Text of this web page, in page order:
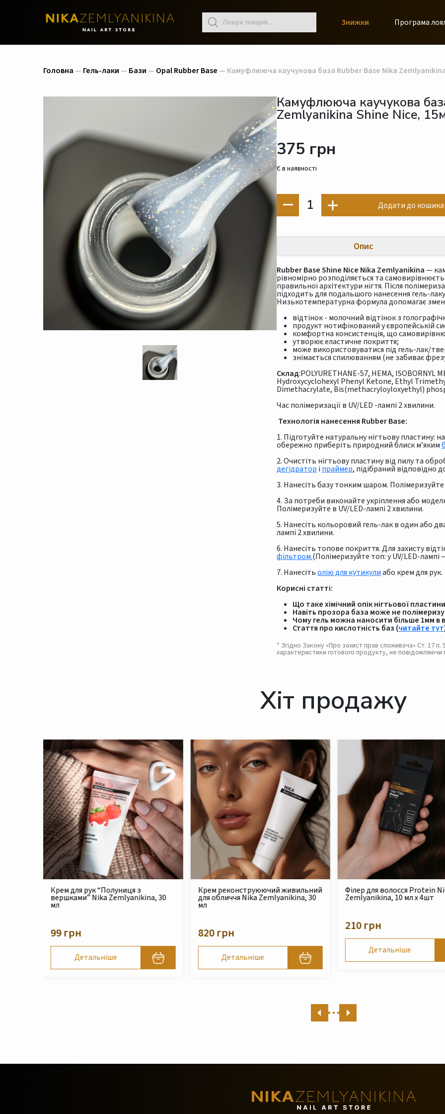
Пошук
товарів Знижки Програма
Головна — Гель-лаки — Бази — Opal Rubber Base — Камуфлююча каучукова база Rubber Base Nika
Камуфлююча каучукова
Zemlyanikina Shine Nice,
375 грн
Є в наявності
1 Додати до кошика
Опис
Rubber Base Shine Nice Nika Zemlyanikina—
рівномірно розподіляється та
правильної архітектури нігтя. Після
підходить для подальшого нанесення гель-
Низькотемпературна формула допомагає
відтінок - молочний відтінок з
продукт нотифікований у європейській
комфортна консистенція, що
утворює еластичне покриття;
може використовуватися під гель-лак/
знімається спилюванням (не забиває
Склад:POLYURETHANE-57, HEMA, ISOBORNYL
Hydroxycyclohexyl Phenyl Ketone, Ethyl
Dimethacrylate, Bis(methacryloyloxyethyl)
Час полімеризації в UV/LED -лампі 2 хвилини.
Технологія нанесення Rubber Base:
1. Підготуйте натуральну нігтьову пластину:
обережно приберіть природний блиск м’яким
2. Очистіть нігтьову пластину від пилу та
дегідратор і праймер, підібраний відповідно
3. Нанесіть базу тонким шаром. Полімеризуйте
4. За потреби виконайте укріплення або
Полімеризуйте в UV/LED-лампі 2 хвилини.
5. Нанесіть кольоровий гель-лак в один або
лампі 2 хвилини.
6. Нанесіть топове покриття. Для захисту
фільтром.(Полімеризуйте топ: у UV/LED-лампі
7. Нанесітьолію для кутикулиабо крем для рук.
Корисні статті:
Що таке хімічний опік нігтьової
Навіть прозора база може не
Чому гель можна наносити більше 1мм в
Стаття про кислотність баз (читайте тут
* Згідно Закону «Про захист прав споживача» Ст. 17
характеристики готового продукту, не
Хіт продажу
Крем реконструюючий живильний
для обличчя Nika Zemlyanikina, 30
мл
820 грн
Детальніше
Філер для волосся Protein Nika
Zemlyanikina, 10 мл x 4шт
210 грн
Детальніше
Безсульфатний очищуючий
шампунь для сухого та
пошкодженого волосся Nika
490 грн
Детальніше